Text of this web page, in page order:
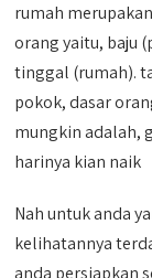
rumah
orang yaitu, baju
tinggal (rumah).
pokok, dasar
mungkin adalah,
harinya kian naik
Nah untuk anda
kelihatannya
anda persiapkan